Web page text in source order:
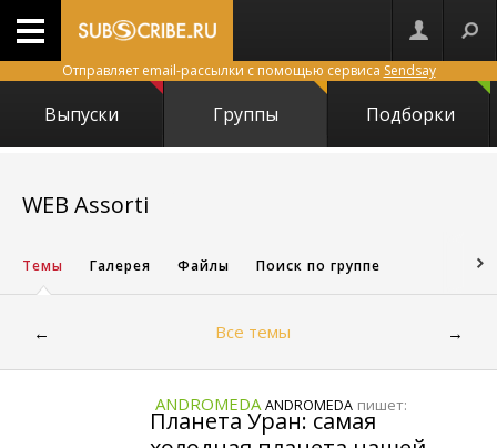
Отправляет email-рассылки с помощью сервиса Sendsay
Выпуски Группы Подборки
WEB Assorti
Темы Галерея Файлы Поиск по группе
← Все темы →
ANDROMEDA ANDROMEDA пишет:
Планета Уран: самая